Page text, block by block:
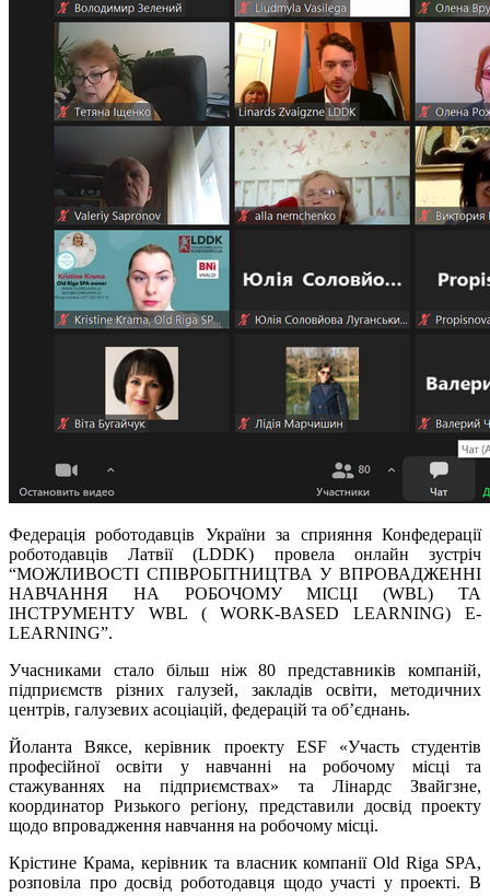
Федерація роботодавців України за сприяння Конфедерації
роботодавців Латвії (LDDK) провела онлайн зустріч
“МОЖЛИВОСТІ СПІВРОБІТНИЦТВА У ВПРОВАДЖЕННІ
НАВЧАННЯ НА РОБОЧОМУ МІСЦІ (WBL) ТА
ІНСТРУМЕНТУ WBL ( WORK-BASED LEARNING) E-
LEARNING”.
Учасниками стало більш ніж 80 представників компаній,
підприємств різних галузей, закладів освіти, методичних
центрів, галузевих асоціацій, федерацій та об’єднань.
Йоланта Вяксе, керівник проекту ESF «Участь студентів
професійної освіти у навчанні на робочому місці та
стажуваннях на підприємствах» та Лінардс Звайгзне,
координатор Ризького регіону, представили досвід проекту
щодо впровадження навчання на робочому місці.
Крістине Крама, керівник та власник компанії Old Riga SPA,
розповіла про досвід роботодавця щодо участі у проекті. В